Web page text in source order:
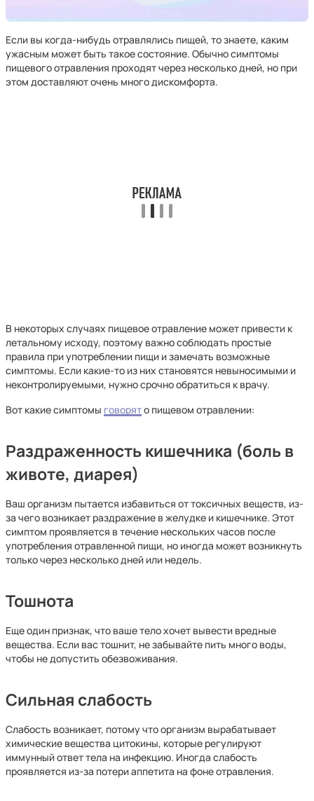
Если вы когда-нибудь отравлялись пищей, то знаете, каким
ужасным может быть такое состояние. Обычно симптомы
пищевого отравления проходят через несколько дней, но при
этом доставляют очень много дискомфорта.
В некоторых случаях пищевое отравление может привести к
летальному исходу, поэтому важно соблюдать простые
правила при употреблении пищи и замечать возможные
симптомы. Если какие-то из них становятся невыносимыми и
неконтролируемыми, нужно срочно обратиться к врачу.
Вот какие симптомы говорято пищевом отравлении:
Раздраженность кишечника (боль в
животе, диарея)
Ваш организм пытается избавиться от токсичных веществ, из-
за чего возникает раздражение в желудке и кишечнике. Этот
симптом проявляется в течение нескольких часов после
употребления отравленной пищи, но иногда может возникнуть
только через несколько дней или недель.
Тошнота
Еще один признак, что ваше тело хочет вывести вредные
вещества. Если вас тошнит, не забывайте пить много воды,
чтобы не допустить обезвоживания.
Сильная слабость
Слабость возникает, потому что организм вырабатывает
химические вещества цитокины, которые регулируют
иммунный ответ тела на инфекцию. Иногда слабость
проявляется из-за потери аппетита на фоне отравления.